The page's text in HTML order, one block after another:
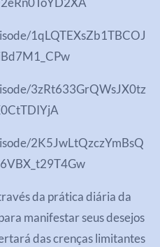
1qLQTEXsZb1TBCOJ
3zRt633GrQWsJX0tz
2K5JwLtQzczYmBsQ
da prática diária da
manifestar seus desejos
das crenças limitantes